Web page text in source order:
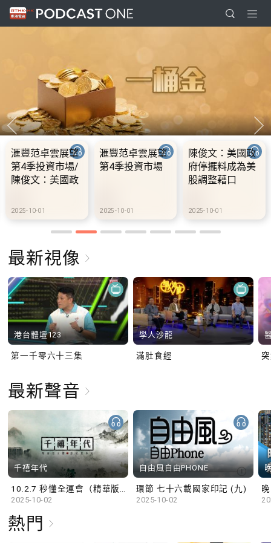
滙豐范卓雲展望
第4季投資市場/
陳俊文：美國政
股調整藉口
2025-10-01
滙豐范卓雲展望
第4季投資市場
2025-10-01
陳俊文：美國政
府停擺料成為美
股調整藉口
2025-10-01
最新視像
港台體壇123
第一千零六十三集
學人沙龍
滿肚食經
最新聲音
千禧年代
2025-10-02
自由風自由PHONE
環節 七十六載國家印記 (九)
2025-10-02
熱門